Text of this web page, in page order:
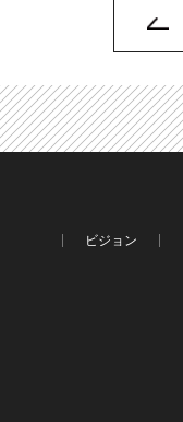
ビジョン